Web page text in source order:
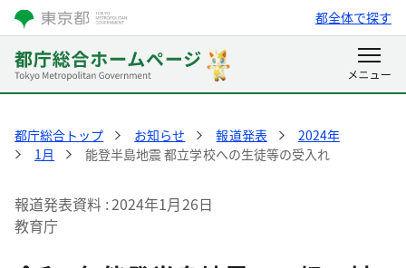
都全体で探す
都庁総合トップ お知らせ 報道発表
2024年
1月
能登半島地震 都立学校への生徒等の受入れ
報道発表資料 2024年1月26日
教育庁